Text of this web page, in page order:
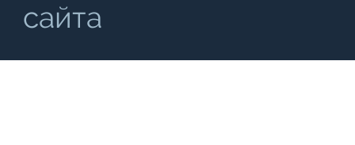
сайта